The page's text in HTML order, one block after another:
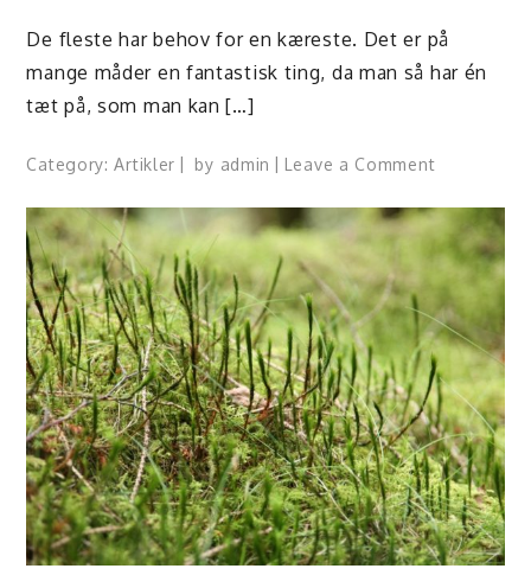
De fleste har behov for en kæreste. Det er på
mange måder en fantastisk ting, da man så har én
tæt på, som man kan […]
Category:Artikler by admin Leave a Commenton
deres
kæreste
på
nettet